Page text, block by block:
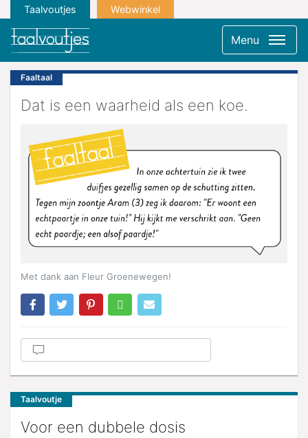
Taalvoutjes Webwinkel
Menu
Faaltaal
Dat is een waarheid als een koe.
Met dank aan Fleur Groenewegen!
Taalvoutje
Voor een dubbele dosis